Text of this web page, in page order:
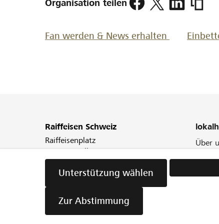
Organisation teilen
Fan werden & News erhalten
Unterstützung wählen
Zur Abstimmung
Raiffeisen Schweiz
Raiffeisenplatz
9001 St.Gallen
Über